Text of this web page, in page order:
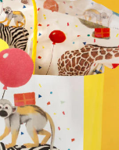
Meri
mit
ergeben.